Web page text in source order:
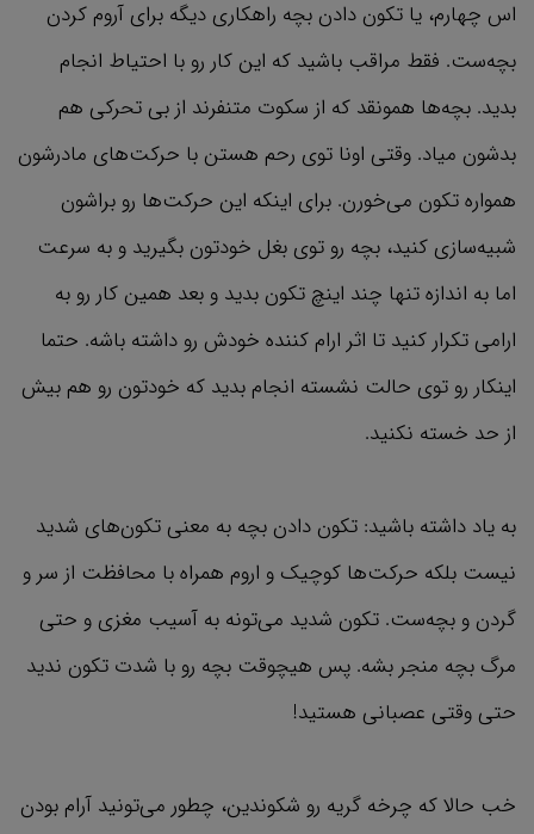
اس چهارم، یا تکون دادن بچه راهکاری دیگه‌ برای آروم کردن
بچه‌ست. فقط مراقب باشید که این کار رو با احتیاط انجام
بدید. بچه‌ها همونقد که از سکوت متنفرند از بی تحرکی هم
بدشون میاد. وقتی اونا توی رحم هستن با حرکت‌های مادرشون
همواره تکون می‌خورن. برای اینکه این حرکت‌ها رو براشون
شبیه‌سازی کنید، بچه رو توی بغل خودتون بگیرید و به سرعت
اما به اندازه تنها چند اینچ تکون بدید و بعد همین کار رو به
ارامی تکرار کنید تا اثر ارام کننده خودش رو داشته باشه. حتما
اینکار رو توی حالت نشسته انجام بدید که خودتون رو هم بیش
از حد خسته نکنید.
به یاد داشته باشید: تکون دادن بچه به معنی تکون‌های شدید
نیست بلکه حرکت‌ها کوچیک و اروم همراه با محافظت از سر و
گردن و بچه‌ست. تکون شدید می‌تونه به آسیب مغزی و حتی
مرگ بچه منجر بشه. پس هیچوقت بچه رو با شدت تکون ندید
حتی وقتی عصبانی هستید!
خب حالا که چرخه گریه رو شکوندین، چطور می‌تونید آرام بودن